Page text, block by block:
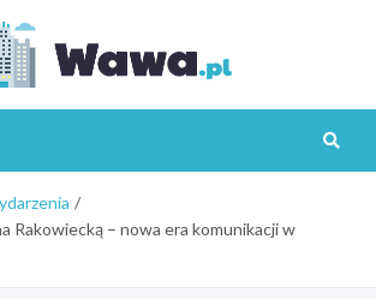
Rakowiecką – nowa era komunikacji w